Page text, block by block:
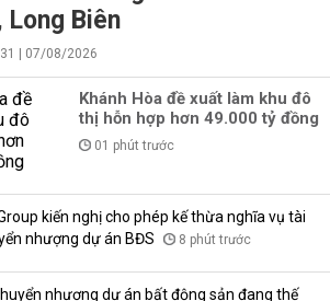
Long Biên
| 07/08/2026
Khánh Hòa đề xuất làm khu đô
thị hỗn hợp hơn 49.000 tỷ đồng
01 phút trước
kiến nghị cho phép kế thừa nghĩa vụ tài
nhượng dự án BĐS
8 phút trước
nhượng dự án bất động sản đang thế